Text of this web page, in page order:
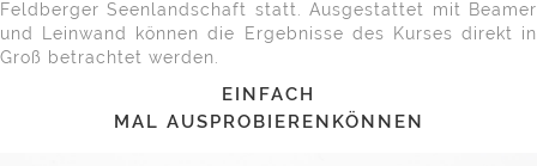
Feldberger Seenlandschaft statt. Ausgestattet mit Beamer
und Leinwand können die Ergebnisse des Kurses direkt in
Groß betrachtet werden.
EINFACH
MAL AUSPROBIERENKÖNNEN